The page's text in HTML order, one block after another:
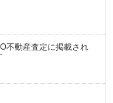
不動産査定に掲載され